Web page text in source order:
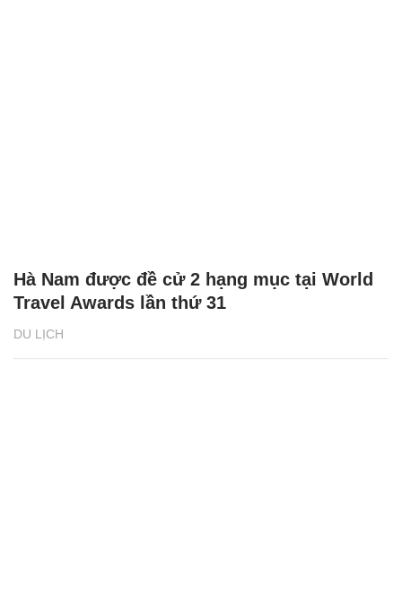
DU LỊCH
Hà Nam được đề cử 2 hạng mục tại World
Travel Awards lần thứ 31